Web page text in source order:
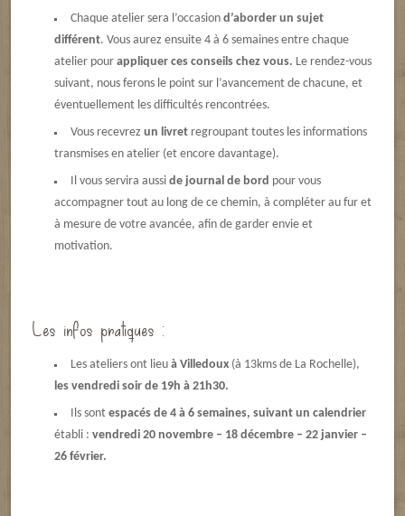
Chaque atelier sera l’occasion d’aborder un sujet
différent. Vous aurez ensuite 4 à 6 semaines entre chaque
atelier pour appliquer ces conseils chez vous. Le rendez-vous
suivant, nous ferons le point sur l’avancement de chacune, et
éventuellement les difficultés rencontrées.
Vous recevrez un livretregroupant toutes les informations
transmises en atelier (et encore davantage).
Il vous servira aussi de journal de bord pour vous
accompagner tout au long de ce chemin, à compléter au fur et
à mesure de votre avancée, afin de garder envie et
motivation.
Les infos pratiques :
Les ateliers ont lieu à Villedoux(à 13kms de La Rochelle),
les vendredi soir de 19h à 21h30.
Ils sont espacés de 4 à 6 semaines, suivant un calendrier
établi : vendredi 20 novembre – 18 décembre – 22 janvier –
26 février.